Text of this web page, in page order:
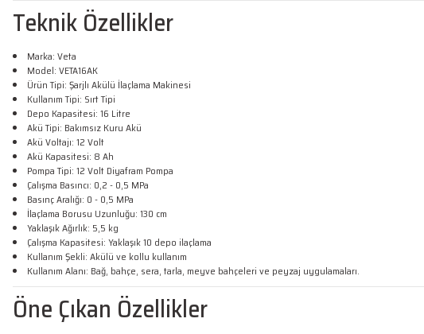
Teknik Özellikler
Marka: Veta
Model: VETA16AK
Ürün Tipi: Şarjlı Akülü İlaçlama Makinesi
Kullanım Tipi: Sırt Tipi
Depo Kapasitesi: 16 Litre
Akü Tipi: Bakımsız Kuru Akü
Akü Voltajı: 12 Volt
Akü Kapasitesi: 8 Ah
Pompa Tipi: 12 Volt Diyafram Pompa
Çalışma Basıncı: 0,2 - 0,5 MPa
Basınç Aralığı: 0 - 0,5 MPa
İlaçlama Borusu Uzunluğu: 130 cm
Yaklaşık Ağırlık: 5,5 kg
Çalışma Kapasitesi: Yaklaşık 10 depo ilaçlama
Kullanım Şekli: Akülü ve kollu kullanım
Kullanım Alanı: Bağ, bahçe, sera, tarla, meyve bahçeleri ve peyzaj uygulamaları.
Öne Çıkan Özellikler